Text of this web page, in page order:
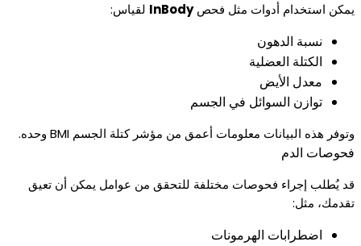
يمكن استخدام أدوات مثل فحصInBody لقياس:
نسبة الدهون
الكتلة العضلية
معدل الأيض
توازن السوائل في الجسم
وتوفر هذه البيانات معلومات أعمق من مؤشر كتلة الجسم BMI وحده.
فحوصات الدم
قد يُطلب إجراء فحوصات مختلفة للتحقق من عوامل يمكن أن تعيق
تقدمك، مثل:
اضطرابات الهرمونات